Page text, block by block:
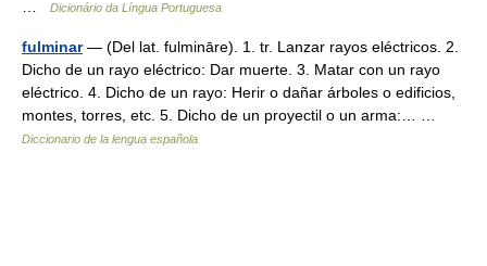
Dicionário da Língua Portuguesa
fulminar— (Del lat. fulmināre). 1. tr. Lanzar rayos eléctricos. 2.
Dicho de un rayo eléctrico: Dar muerte. 3. Matar con un rayo
eléctrico. 4. Dicho de un rayo: Herir o dañar árboles o edificios,
montes, torres, etc. 5. Dicho de un proyectil o un arma:… …
Diccionario de la lengua española